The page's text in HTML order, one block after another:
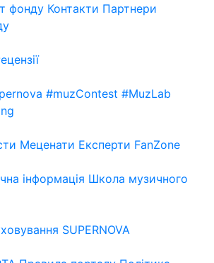
фонду Контакти Партнери
#muzContest #MuzLab
Меценати Експерти FanZone
інформація Школа музичного
SUPERNOVA